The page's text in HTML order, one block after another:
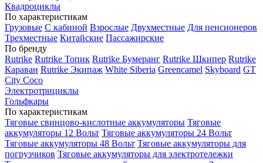
Квадроциклы
По характеристикам
Грузовые С кабиной Взрослые Двухместные Для пенсионеров
Трехместные Китайские Пассажирские
По бренду
Rutrike Rutrike Топик Rutrike Бумеранг Rutrike Шкипер Rutrike
Караван Rutrike Экипаж White Siberia Greencamel Skyboard GT
City Coco
Электротрициклы
Гольфкары
По характеристикам
Тяговые свинцово-кислотные аккумуляторы Тяговые
аккумуляторы 12 Вольт Тяговые аккумуляторы 24 Вольт
Тяговые аккумуляторы 48 Вольт Тяговые аккумуляторы для
погрузчиков Тяговые аккумуляторы для электротележки